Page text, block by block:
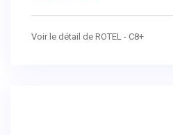
Voir le détail de ROTEL - C8+